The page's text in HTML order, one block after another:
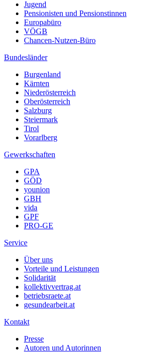
Jugend
Pensionisten und Pensionstinnen
Europabüro
VÖGB
Chancen-Nutzen-Büro
Bundesländer
Burgenland
Kärnten
Niederösterreich
Oberösterreich
Salzburg
Steiermark
Tirol
Vorarlberg
Gewerkschaften
GPA
GÖD
younion
GBH
vida
GPF
PRO-GE
Service
Über uns
Vorteile und Leistungen
Solidarität
kollektivvertrag.at
betriebsraete.at
gesundearbeit.at
Kontakt
Presse
Autoren und Autorinnen